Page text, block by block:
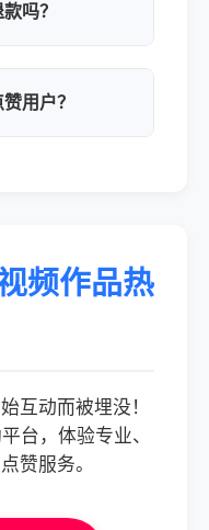
吗？
用户？
频作品热
互动而被埋没！
台，体验专业、
赞服务。